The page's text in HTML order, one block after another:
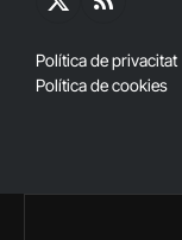
X
RSS
Política de privacitat
Política de cookies